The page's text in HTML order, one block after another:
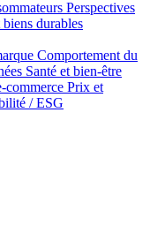
Perspectives
durables
Comportement du
Santé et bien‑être
Prix et
/ ESG